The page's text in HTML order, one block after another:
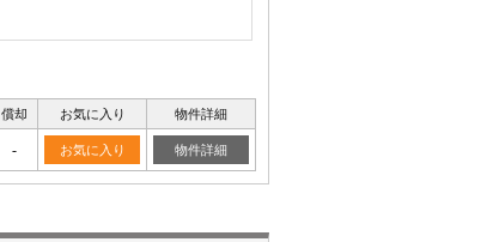
償却 お気に入り 物件詳細
- お気に入り 物件詳細